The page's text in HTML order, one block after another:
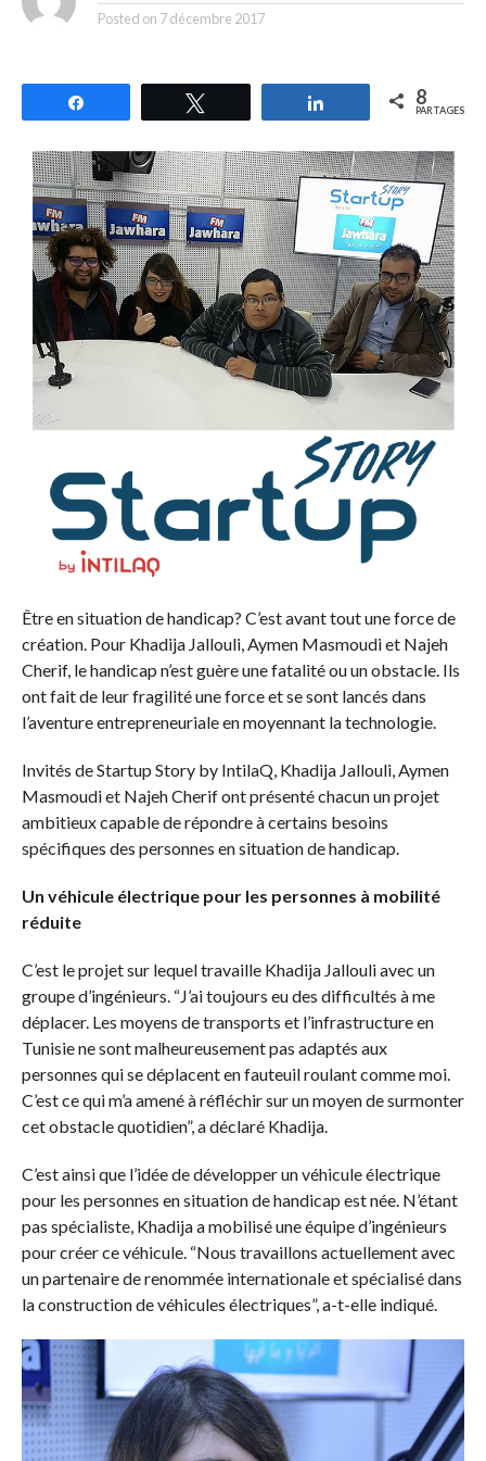
Posted on 7 décembre 2017
Partagez 8
PARTAGES
Être en situation de handicap? C’est avant tout une force de
création. Pour Khadija Jallouli, Aymen Masmoudi et Najeh
Cherif, le handicap n’est guère une fatalité ou un obstacle. Ils
ont fait de leur fragilité une force et se sont lancés dans
l’aventure entrepreneuriale en moyennant la technologie.
Invités de Startup Story by IntilaQ, Khadija Jallouli, Aymen
Masmoudi et Najeh Cherif ont présenté chacun un projet
ambitieux capable de répondre à certains besoins
spécifiques des personnes en situation de handicap.
Un véhicule électrique pour les personnes à mobilité
réduite
C’est le projet sur lequel travaille Khadija Jallouli avec un
groupe d’ingénieurs. “J’ai toujours eu des difficultés à me
déplacer. Les moyens de transports et l’infrastructure en
Tunisie ne sont malheureusement pas adaptés aux
personnes qui se déplacent en fauteuil roulant comme moi.
C’est ce qui m’a amené à réfléchir sur un moyen de surmonter
cet obstacle quotidien”, a déclaré Khadija.
C’est ainsi que l’idée de développer un véhicule électrique
pour les personnes en situation de handicap est née. N’étant
pas spécialiste, Khadija a mobilisé une équipe d’ingénieurs
pour créer ce véhicule. “Nous travaillons actuellement avec
un partenaire de renommée internationale et spécialisé dans
la construction de véhicules électriques”, a-t-elle indiqué.